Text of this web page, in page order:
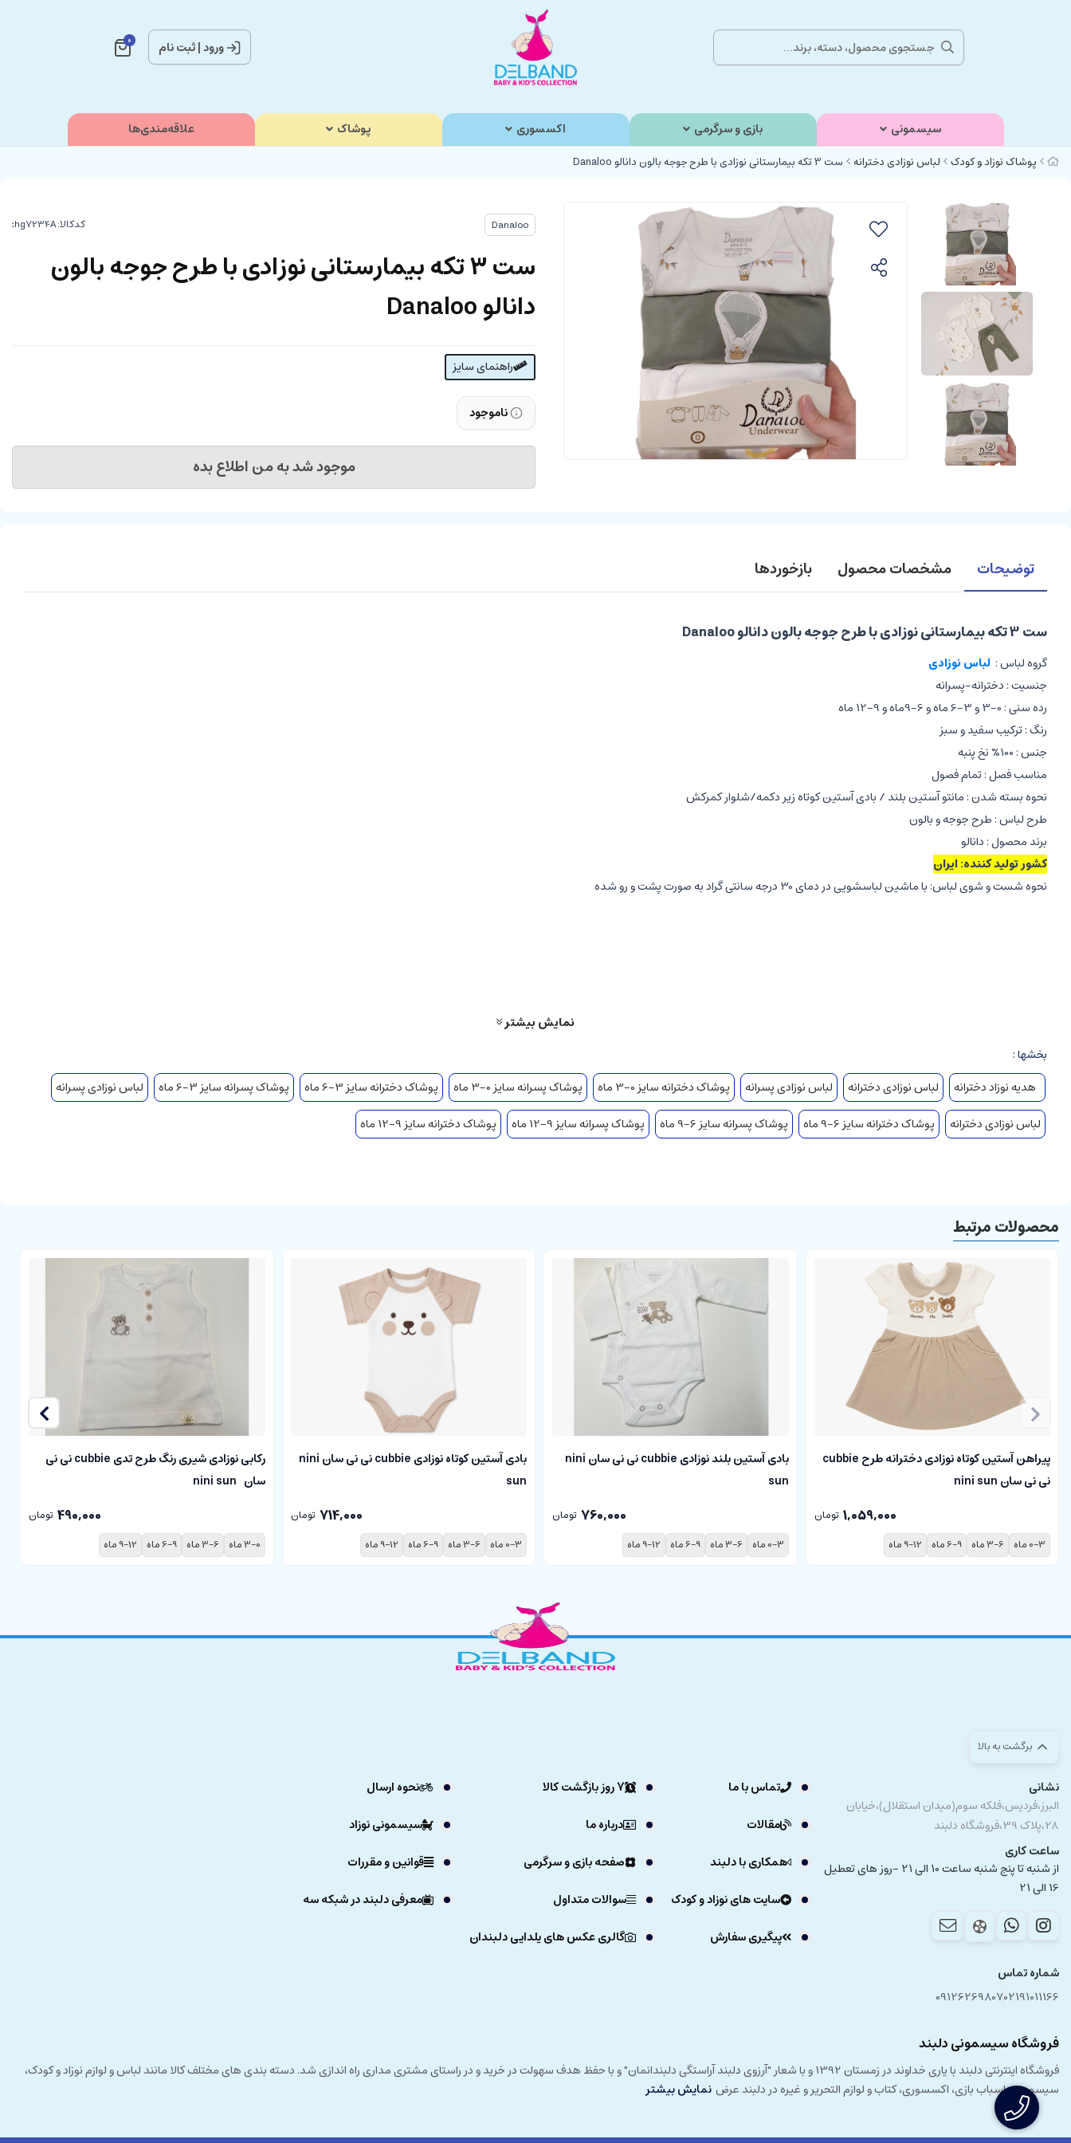
ورود|ثبت نام 0
سیسمونی بازی و سرگرمی اکسسوری پوشاک علاقه‌مندی‌ها
پوشاک نوزاد و کودک لباس نوزادی دخترانه ست 3 تکه بیمارستانی نوزادی با طرح جوجه بالون دانالو Danaloo
Danaloo کدکالا:
ست 3 تکه بیمارستانی نوزادی با طرح جوجه بالون
دانالو Danaloo
راهنمای سایز
ناموجود
موجود شد به من اطلاع بده
توضیحات مشخصات محصول بازخوردها
ست 3 تکه بیمارستانی نوزادی با طرح جوجه بالون دانالو Danaloo
گروه لباس : لباس نوزادی
جنسیت : دخترانه-پسرانه
رده سنی : 0-3 و 3-6 ماه و 6-9ماه و 9-12 ماه
رنگ : ترکیب سفید و سبز
جنس : 100% نخ پنبه
مناسب فصل : تمام فصول
نحوه بسته شدن : مانتو آستین بلند / بادی آستین کوتاه زیر دکمه/شلوار کمرکش
طرح لباس : طرح جوجه و بالون
برند محصول : دانالو
کشور تولید کننده: ایران
نحوه شست و شوی لباس: با ماشین لباسشویی در دمای 30 درجه سانتی گراد به صورت پشت و رو شده
مشخصات ست نوزاد:
مانتو آستین بلند جلو دکمه دار
بادی یقه فرشته آستین کوتاه
بادی زیردکمه
نمایش بیشتر
بخشها :
هدیه نوزاد دخترانه
لباس نوزادی دخترانه لباس نوزادی پسرانه پوشاک دخترانه سایز 0-3 ماه پوشاک پسرانه سایز 0-3 ماه پوشاک دخترانه سایز 3-6 ماه پوشاک پسرانه سایز 3-6 ماه
لباس نوزادی پسرانه
لباس نوزادی دخترانه
پوشاک دخترانه سایز 6-9 ماه پوشاک پسرانه سایز 6-9 ماه پوشاک پسرانه سایز 9-12 ماه پوشاک دخترانه سایز 9-12 ماه
محصولات مرتبط
پیراهن آستین کوتاه نوزادی دخترانه طرح cubbie
نی نی سان nini sun
1,059,000 تومان
0-3 ماه
3-6 ماه 6-9 ماه 9-12 ماه
بادی آستین بلند نوزادی cubbie نی نی سان nini
sun
760,000 تومان
0-3 ماه
3-6 ماه 6-9 ماه 9-12 ماه
بادی آستین کوتاه نوزادی cubbie نی نی سان nini
sun
714,000 تومان
0-3 ماه
3-6 ماه 6-9 ماه 9-12 ماه
رکابی نوزادی شیری رنگ طرح تدی cubbie نی نی
سان nini sun
490,000 تومان
3-0 ماه
3-6 ماه 6-9 ماه 9-12 ماه
برگشت به بالا
نشانی
البرز،فردیس،فلکه سوم(میدان استقلال)،خیابان
28،پلاک 39،فروشگاه دلبند
ساعت کاری
از شنبه تا پنج شنبه ساعت 10 الی 21 -روز های تعطیل
16 الی 21
شماره تماس
02191011166
09126269807
تماس با ما 7 روز بازگشت کالا
نحوه ارسال
مقالات
درباره ما
سیسمونی نوزاد
همکاری با دلبند
صفحه بازی و سرگرمی
قوانین و مقررات
سایت های نوزاد و کودک
سوالات متداول
معرفی دلبند در شبکه سه
پیگیری سفارش
گالری عکس های یلدایی دلبندان
فروشگاه سیسمونی دلبند
فروشگاه اینترنتی دلبند با یاری خداوند در زمستان 1392 و با شعار "آرزوی دلبند آراستگی دلبندانمان" و با حفظ هدف سهولت در خرید و در راستای مشتری مداری راه اندازی شد. دسته بندی های مختلف کالا مانند لباس و لوازم نوزاد و کودک،
سیسمونی، اسباب بازی، اکسسوری، کتاب و لوازم التحریر و غیره در دلبند عرض نمایش بیشتر